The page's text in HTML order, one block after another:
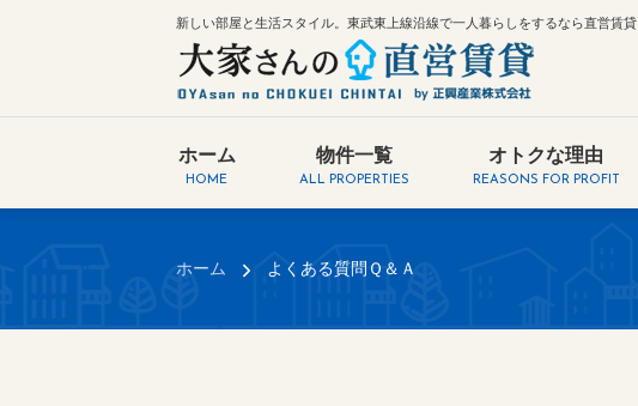
新しい部屋と生活スタイル。東武東上線沿線で一人暮らしをするなら直営賃貸
ホーム
HOME
物件一覧
ALL PROPERTIES
オトクな理由
REASONS FOR PROFIT
ホーム よくある質問Ｑ＆Ａ